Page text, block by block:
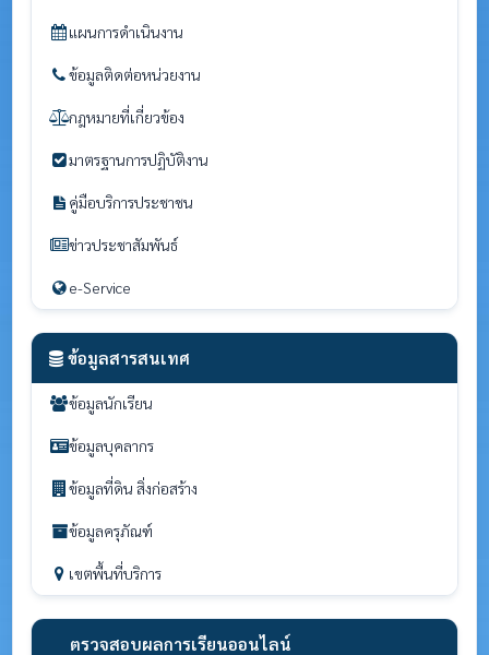
แผนการดำเนินงาน
ข้อมูลติดต่อหน่วยงาน
กฎหมายที่เกี่ยวข้อง
มาตรฐานการปฏิบัติงาน
คู่มือบริการประชาชน
ข่าวประชาสัมพันธ์
e-Service
ข้อมูลสารสนเทศ
ข้อมูลนักเรียน
ข้อมูลบุคลากร
ข้อมูลที่ดิน สิ่งก่อสร้าง
ข้อมูลครุภัณฑ์
เขตพื้นที่บริการ
ตรวจสอบผลการเรียนออนไลน์